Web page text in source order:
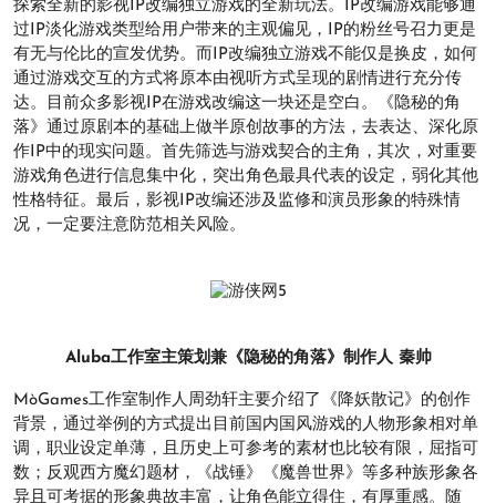
探索全新的影视IP改编独立游戏的全新玩法。IP改编游戏能够通
过IP淡化游戏类型给用户带来的主观偏见，IP的粉丝号召力更是
有无与伦比的宣发优势。而IP改编独立游戏不能仅是换皮，如何
通过游戏交互的方式将原本由视听方式呈现的剧情进行充分传
达。目前众多影视IP在游戏改编这一块还是空白。《隐秘的角
落》通过原剧本的基础上做半原创故事的方法，去表达、深化原
作IP中的现实问题。首先筛选与游戏契合的主角，其次，对重要
游戏角色进行信息集中化，突出角色最具代表的设定，弱化其他
性格特征。最后，影视IP改编还涉及监修和演员形象的特殊情
况，一定要注意防范相关风险。
Aluba工作室主策划兼《隐秘的角落》制作人 秦帅
MòGames工作室制作人周劲轩主要介绍了《降妖散记》的创作
背景，通过举例的方式提出目前国内国风游戏的人物形象相对单
调，职业设定单薄，且历史上可参考的素材也比较有限，屈指可
数；反观西方魔幻题材，《战锤》《魔兽世界》等多种族形象各
异且可考据的形象典故丰富，让角色能立得住，有厚重感。随